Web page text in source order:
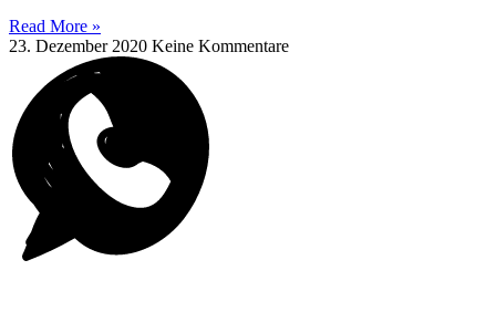
Read More »
23. Dezember 2020 Keine Kommentare